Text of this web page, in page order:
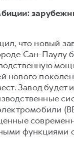
что новый
Сан-Паулу
нового
Завод будет
функциями